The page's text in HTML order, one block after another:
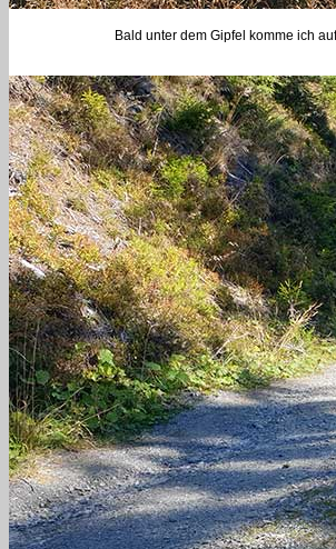
Bald unter dem Gipfel komme ich